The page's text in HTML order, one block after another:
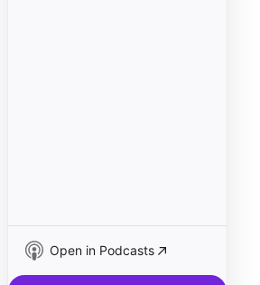
Open in Podcasts